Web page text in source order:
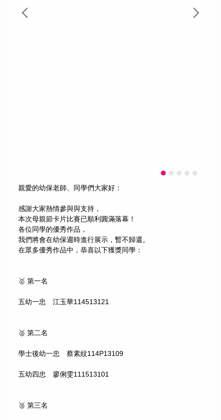
親愛的幼保老師、同學們大家好：
感謝大家熱情參與與支持，
本次母親節卡片比賽已順利圓滿落幕！
各位同學的優秀作品，
我們將會在幼保週時進行展示，暫不歸還。
在眾多優秀作品中，恭喜以下獲獎同學：
🥇 第一名
五幼一忠 江玉華114513121
🥈 第二名
學士後幼一忠 蔡素紋114P13109
五幼四忠 廖俐雯111513101
🥉 第三名